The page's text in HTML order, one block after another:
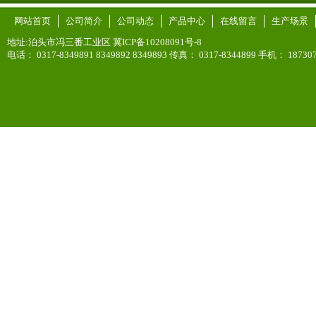
网站首页 公司简介 公司动态 产品中心 在线留言
生产场景
地址:泊头市冯三番工业区 冀ICP备10208091号-8
电话： 0317-8349891 8349892 8349893 传真： 0317-8344899 手机：